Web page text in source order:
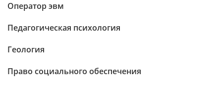
Оператор эвм
Педагогическая психология
Геология
Право социального обеспечения